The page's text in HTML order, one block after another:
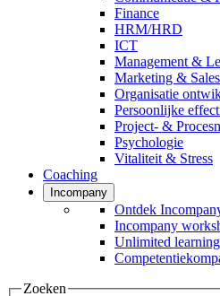
Finance
HRM/HRD
ICT
Management &
Marketing & Sales
Organisatie
Persoonlijke
Project- &
Psychologie
Vitaliteit & Stress
Coaching
Incompany
Ontdek
Incompany
Unlimited learning
Zoeken